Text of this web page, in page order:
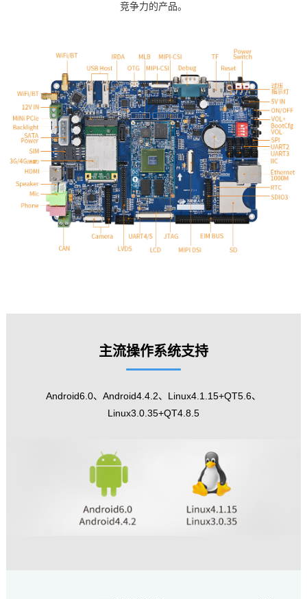
竞争力的产品。
主流操作系统支持
Android6.0、Android4.4.2、Linux4.1.15+QT5.6、
Linux3.0.35+QT4.8.5